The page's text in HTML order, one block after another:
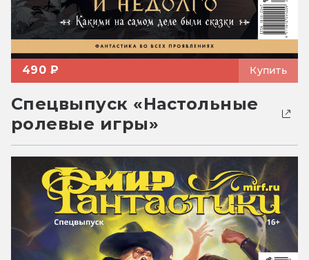
490 ₽ Купить
Спецвыпуск «Настольные
ролевые игры»